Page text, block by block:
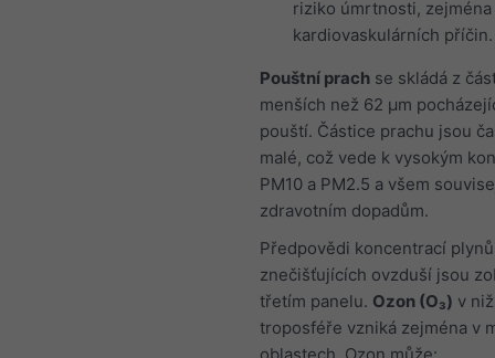
riziko úmrtnosti, zejména
kardiovaskulárních příčin.
Pouštní prach se skládá z
menších než 62 μm
pouští. Částice prachu jsou
malé, což vede k vysokým
PM10 a PM2.5 a všem
zdravotním dopadům.
Předpovědi koncentrací plynů
znečišťujících ovzduší jsou
třetím panelu. Ozon (O₃) v
troposféře vzniká zejména v